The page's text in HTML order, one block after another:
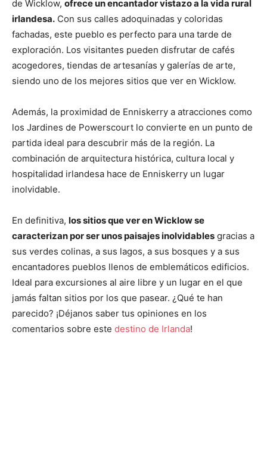
de Wicklow, ofrece un encantador vistazo a la vida rural
irlandesa. Con sus calles adoquinadas y coloridas
fachadas, este pueblo es perfecto para una tarde de
exploración. Los visitantes pueden disfrutar de cafés
acogedores, tiendas de artesanías y galerías de arte,
siendo uno de los mejores sitios que ver en Wicklow.
Además, la proximidad de Enniskerry a atracciones como
los Jardines de Powerscourt lo convierte en un punto de
partida ideal para descubrir más de la región. La
combinación de arquitectura histórica, cultura local y
hospitalidad irlandesa hace de Enniskerry un lugar
inolvidable.
En definitiva, los sitios que ver en Wicklow se
caracterizan por ser unos paisajes inolvidables gracias a
sus verdes colinas, a sus lagos, a sus bosques y a sus
encantadores pueblos llenos de emblemáticos edificios.
Ideal para excursiones al aire libre y un lugar en el que
jamás faltan sitios por los que pasear. ¿Qué te han
parecido? ¡Déjanos saber tus opiniones en los
comentarios sobre este destino de Irlanda!